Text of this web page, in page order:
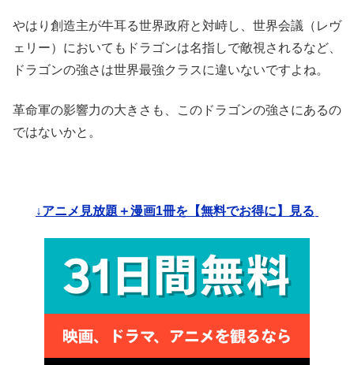
やはり創造主が牛耳る世界政府と対峙し、世界会議（レヴ
ェリー）においてもドラゴンは名指しで敵視されるなど、
ドラゴンの強さは世界最強クラスに違いないですよね。
革命軍の影響力の大きさも、このドラゴンの強さにあるの
ではないかと。
↓アニメ見放題＋漫画1冊を【無料でお得に】見る